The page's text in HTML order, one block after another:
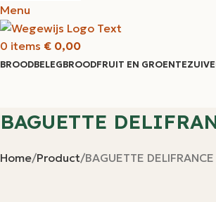
Menu
0 items € 0,00
BROODBELEGBROODFRUIT EN GROENTE
BAGUETTE
Home Product BAGUETTE DELIFRANCE